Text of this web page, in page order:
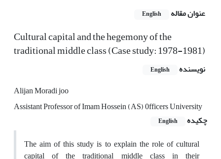
عنوان مقاله
English
Cultural capital and the hegemony of the
traditional middle class (Case study: 1978-1981)
نویسنده English
Alijan Moradi joo
Assistant Professor of Imam Hossein (AS) 0fficers University
چکیده
English
The aim of this study is to explain the role of cultural
capital of the traditional middle class in their